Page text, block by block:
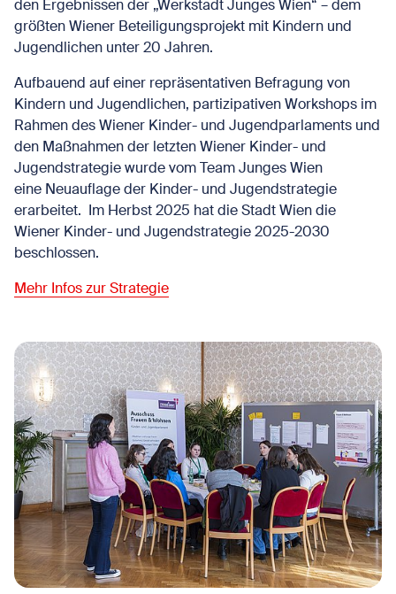
den Ergebnissen der „Werkstadt Junges Wien“ – dem
größten Wiener Beteiligungsprojekt mit Kindern und
Jugendlichen unter 20 Jahren.
Aufbauend auf einer repräsentativen Befragung von
Kindern und Jugendlichen, partizipativen Workshops im
Rahmen des Wiener Kinder- und Jugendparlaments und
den Maßnahmen der letzten Wiener Kinder- und
Jugendstrategie wurde vom Team Junges Wien
eine Neuauflage der Kinder- und Jugendstrategie
erarbeitet. Im Herbst 2025 hat die Stadt Wien die
Wiener Kinder- und Jugendstrategie 2025-2030
beschlossen.
Mehr Infos zur Strategie